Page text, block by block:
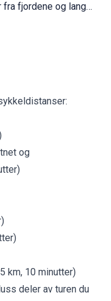
fjordene og lange
noen av
og
km, 10 minutter)
deler av turen du